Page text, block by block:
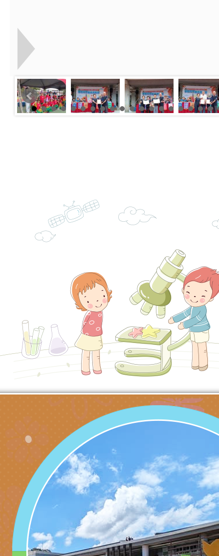
充實方案：「怪創劇
角色驅動的聲音與故
關事項
檢送行政院新聞傳播
月份公共服務政策溝
訊
台北松山文創園區5
「櫻桃小丸子原作40
檢送桃園市政府LED
「115學年度身心障
知能研習」
有關桃園市八德區大
學辦理「音樂班第
樂會-憶起玩樂」
檢送桃園市政府家庭
「小桃家5月課程資
子的人際必修課」、
代的親職教養」海報
檢送「小桃家幸福+
實體座談會」海報
函轉臺北市勞動力重
委託辦理「2026臺
摩據點視覺設計競賽
章
檢送桃園市政府LED
字稿
函轉教育部訂於115
(星期六)下午2時至5
立臺灣科學教育館（
林區士商路189號）
理「115年度515國
導及系列座談活動」
檢送本市115學年度
術才能音樂班鑑定二
章
函轉本府新聞處115
安全宣導
檢送本府新聞處115
安全宣導
有關衛生福利部辦
逆境少年家庭支持服
員專業輔導及效能精
北、中、南共3場次
訓練
轉知社團法人中華民
礙聯盟辦理「2026
少意見交流大會」簡
台灣遊戲治療學會將
月至8月舉辦「空間
多元文化遊戲室之規
造」、「阿德勒心理
檢送行政院新聞傳播
月份公共服務政策溝
訊
桃園市龜山區大坑國
理114學年度整合性
台灣遊戲治療學會